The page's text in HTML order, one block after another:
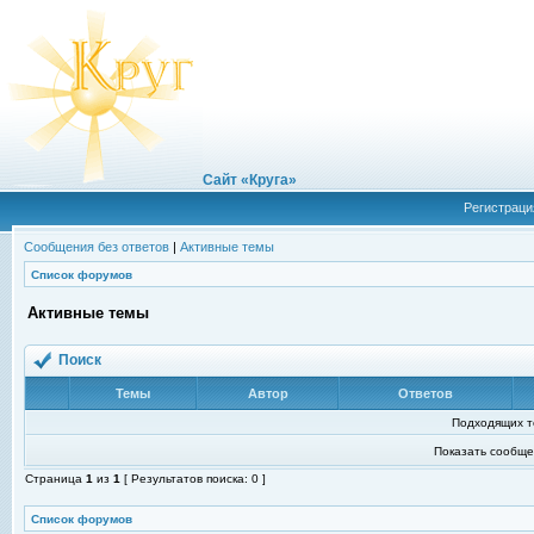
Сайт «Круга»
Сообщения без ответов | Активные темы
Список форумов
Активные темы
Поиск
Темы Автор Ответов
Подходящих
Показать
Страница 1 из 1 [ Результатов поиска: 0 ]
Список форумов